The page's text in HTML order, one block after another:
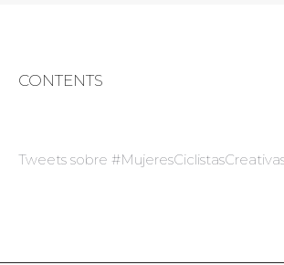
CONTENTS
Tweets sobre